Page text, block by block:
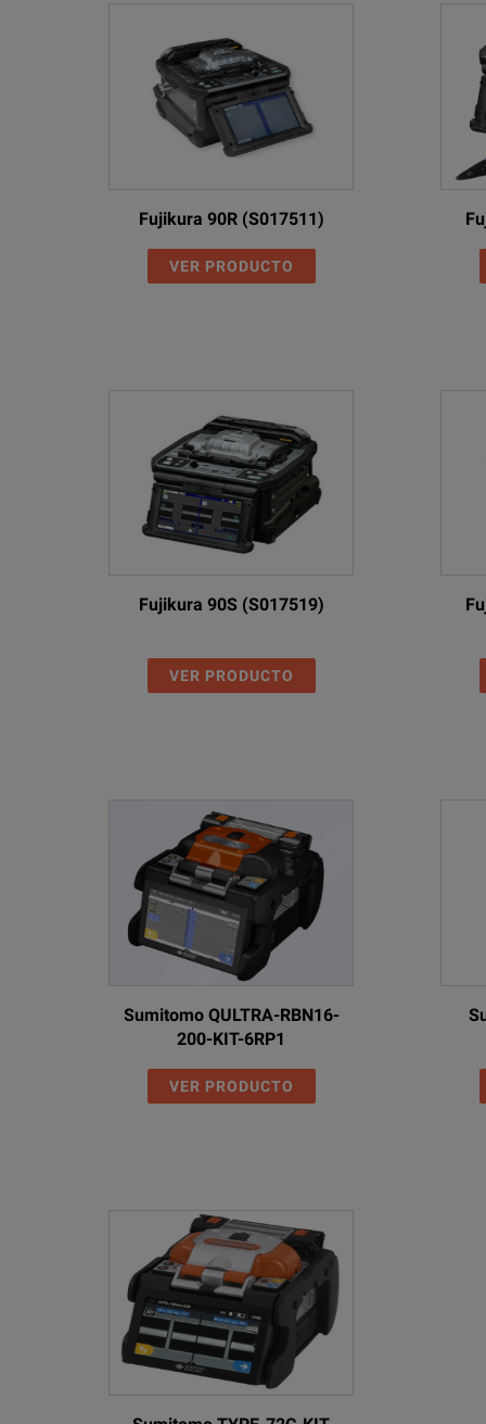
Fujikura 90R (S017511)
VER PRODUCTO
Fujikura 90S (S017519)
VER PRODUCTO
Sumitomo QULTRA-RBN16-
200-KIT-6RP1
VER PRODUCTO